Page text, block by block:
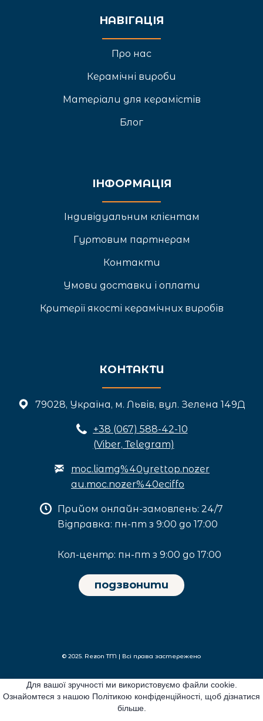
НАВІГАЦІЯ
Про нас
Керамічні вироби
Матеріали для керамістів
Блог
ІНФОРМАЦІЯ
Індивідуальним клієнтам
Гуртовим партнерам
Контакти
Умови доставки і оплати
Критерії якості керамічних виробів
КОНТАКТИ
79028, Україна, м. Львів, вул. Зелена 149Д
+38 (067) 588-42-10
(Viber, Telegram)
moc.liamg%40yrettop.nozer
au.moc.nozer%40eciffo
Прийом онлайн-замовлень: 24/7
Відправка: пн-пт з 9:00 до 17:00
Кол-центр: пн-пт з 9:00 до 17:00
подзвонити
© 2025. Rezon TM | Всі права застережено
Privacy policy
Для вашої зручності ми використовуємо файли cookie.
Ознайомтеся з нашою Політикою конфіденційності, щоб дізнатися
більше.